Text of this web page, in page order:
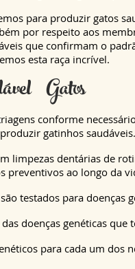
para produzir gatos
por respeito aos
que confirmam o
esta raça incrível.
Gatos
conforme
gatinhos saudáveis.
limpezas dentárias de
preventivos ao longo da
testados para doenças
doenças genéticas que
para cada um dos